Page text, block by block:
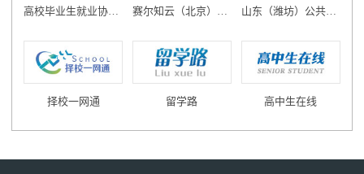
留学的学生，开设英语辅导课
园文化丰富多彩。学校始终把
开展丰富多彩的校园文化活动
作为培养青年学生文化素质的
雅、生动活泼的校园文化氛
伍，在校生实行“封闭式”管
全新人性化管理培养学生优秀
品质。学校始终坚持“校校合
作、校企合作、产学结合、重
视基础、突出技能”的办学特
阳发动机设计研究所、沈飞工
山东（潍坊）公共实训基地
择校一网通 留学路 高中生在线